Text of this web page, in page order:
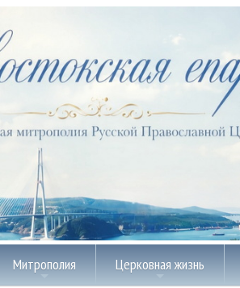
Митрополия Церковная жизнь